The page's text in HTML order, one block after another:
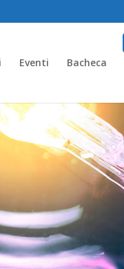
Eventi Bacheca